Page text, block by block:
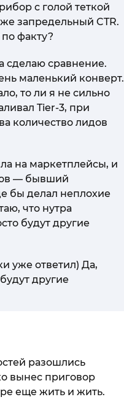
с голой теткой
запредельный CTR.
по факту?
сделаю сравнение.
маленький конверт.
то ли я не сильно
Tier-3, при
количество лидов
на маркетплейсы, и
— бывший
бы делал неплохие
что нутра
будут другие
уже ответил) Да,
другие
разошлись
вынес приговор
еще жить и жить.